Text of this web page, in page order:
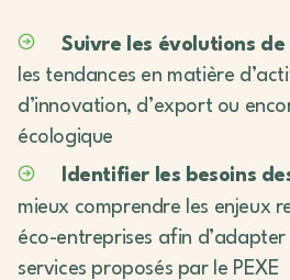
Suivre les évolutions
les tendances en matière
d’innovation, d’export ou
écologique
Identifier les besoins
mieux comprendre les enjeux
éco-entreprises afin d’adapter
services proposés par le PEXE